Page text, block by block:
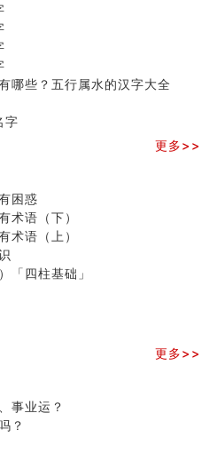
哪些？五行属水的汉字大全
字
更多>>
困惑
术语（下）
术语（上）
「四柱基础」
更多>>
事业运？
？